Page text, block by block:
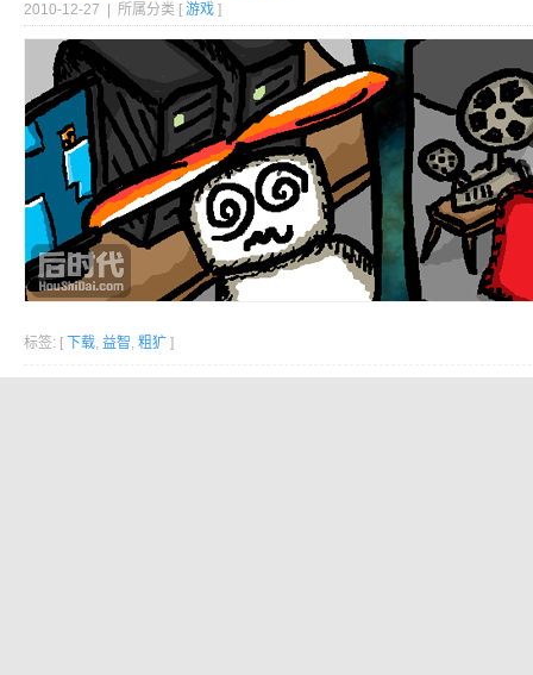
2010-12-27 | 所属分类 [ 游戏 ]
标签: [ 下载, 益智, 粗犷 ]